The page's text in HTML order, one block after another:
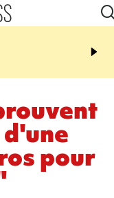
20:44
rouée de coups,
pour